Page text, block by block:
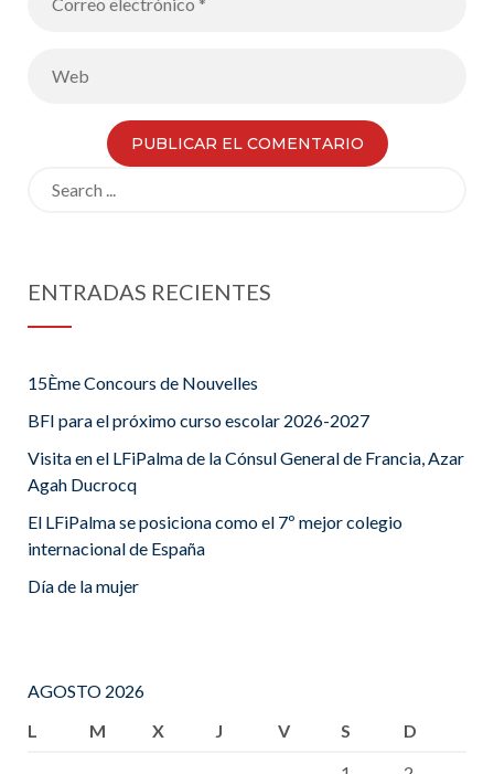
ENTRADAS RECIENTES
15Ème Concours de Nouvelles
BFI para el próximo curso escolar 2026-2027
Visita en el LFiPalma de la Cónsul General de Francia, Azar
Agah Ducrocq
El LFiPalma se posiciona como el 7º mejor colegio
internacional de España
Día de la mujer
AGOSTO 2026
L
M X J V S
D